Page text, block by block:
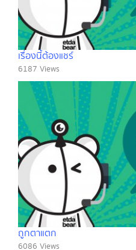
เรื่องนี้ต้องแชร์
6187 Views
ถูกตาแตก
6086 Views